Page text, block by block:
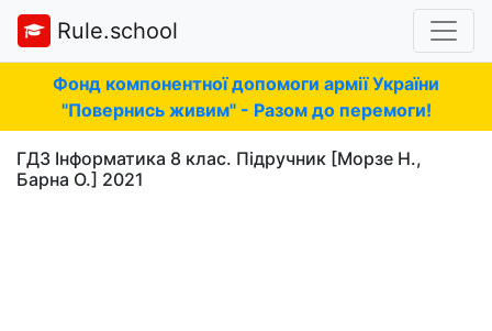
Rule.school
Фонд компонентної допомоги армії України
"Повернись живим" - Разом до перемоги!
ГДЗ Інформатика 8 клас. Підручник [Морзе Н.,
Барна О.] 2021